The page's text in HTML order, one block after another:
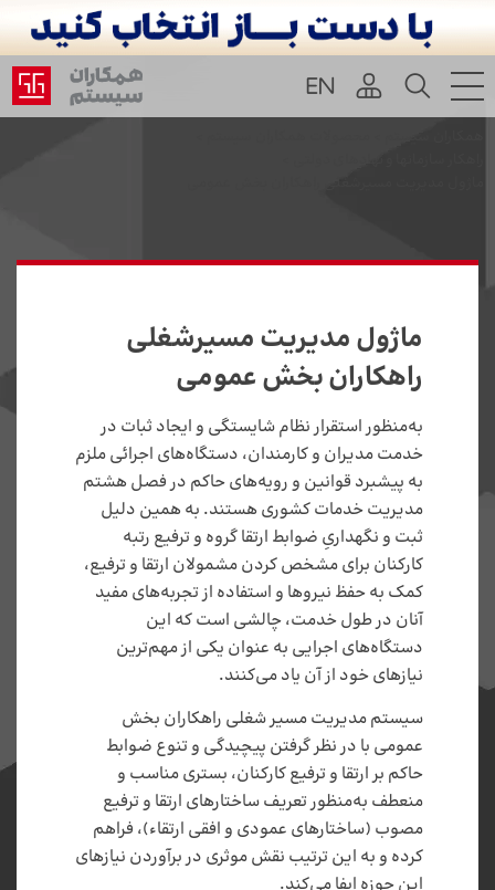
ماژول مدیریت مسیرشغلی
راهکاران بخش عمومی
به‌منظور استقرار نظام شایستگی و ایجاد ثبات در
خدمت مدیران‌ و کارمندان، دستگاه‌های اجرائی ملزم
به پیشبرد قوانین و رویه‌های حاکم در فصل هشتم
مدیریت خدمات کشوری هستند. به همین دلیل
ثبت و نگهداریِ ضوابط ارتقا گروه و ترفیع رتبه
کارکنان برای مشخص کردن مشمولان ارتقا و ترفیع،
کمک به حفظ نیروها و استفاده از تجربه‌های مفید
آنان در طول خدمت، چالشی است که این
دستگاه‌های اجرایی به عنوان یکی از مهم‌ترین
نیازهای خود از آن یاد می‌کنند.
سیستم مدیریت مسیر شغلی راهکاران بخش
عمومی با در نظر گرفتن پیچیدگی و تنوع ضوابط
حاکم بر ارتقا و ترفیع کارکنان، بستری مناسب و
منعطف به‌منظور تعریف ساختارهای ارتقا و ترفیع
مصوب (ساختارهای عمودی و افقی ارتقاء)، فراهم
کرده و به این ترتیب نقش موثری در برآوردن نیازهای